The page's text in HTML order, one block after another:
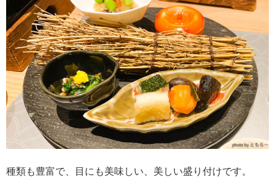
種類も豊富で、目にも美味しい、美しい盛り付けです。